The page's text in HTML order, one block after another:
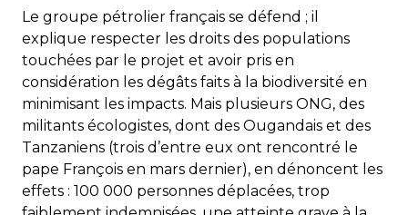
Le groupe pétrolier français se défend ; il
explique respecter les droits des populations
touchées par le projet et avoir pris en
considération les dégâts faits à la biodiversité en
minimisant les impacts. Mais plusieurs ONG, des
militants écologistes, dont des Ougandais et des
Tanzaniens (trois d’entre eux ont rencontré le
pape François en mars dernier), en dénoncent les
effets : 100 000 personnes déplacées, trop